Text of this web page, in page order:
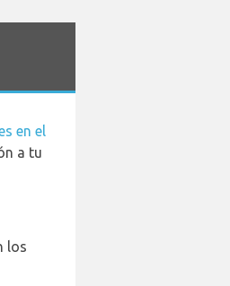
en el
a tu
los